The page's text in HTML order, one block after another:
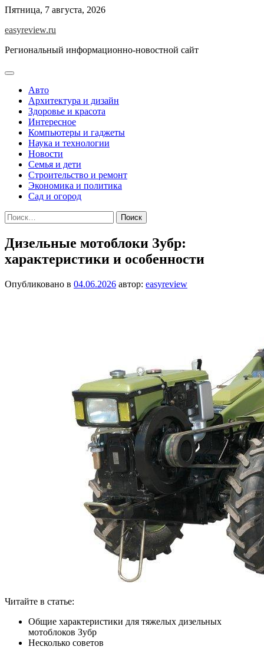
Перейти
содержимому
Пятница, 7 августа, 2026
easyreview.ru
Региональный информационно-новостной сайт
Авто
Архитектура и дизайн
Здоровье и красота
Интересное
Компьютеры и гаджеты
Наука и технологии
Новости
Семья и дети
Строительство и ремонт
Экономика и политика
Сад и огород
Найти:
Дизельные мотоблоки Зубр:
характеристики и особенности
Опубликовано в 04.06.2026 автор: easyreview
Читайте в статье:
Общие характеристики для тяжелых дизельных
мотоблоков Зубр
Несколько советов